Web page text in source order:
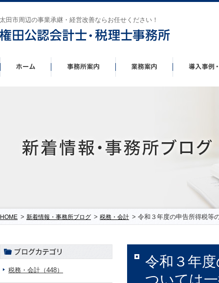
太田市周辺の事業承継・経営改善ならお任せください！
HOME > 新着情報・事務所ブログ > 税務・会計 > 令和３年度の申告所得税等
令和３年
ついては
税務・会計（448）